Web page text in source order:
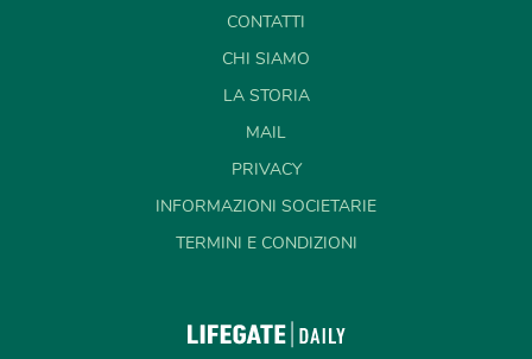
CONTATTI
CHI SIAMO
LA STORIA
MAIL
PRIVACY
INFORMAZIONI SOCIETARIE
TERMINI E CONDIZIONI